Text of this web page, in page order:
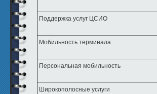
Поддержка услуг ЦСИО
Мобильность терминала
Персональная мобильность
Широкополосные услуги